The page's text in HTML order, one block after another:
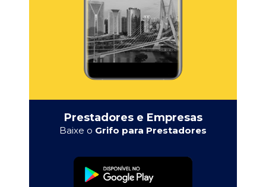
Prestadores e Empresas
Baixe o Grifo para Prestadores